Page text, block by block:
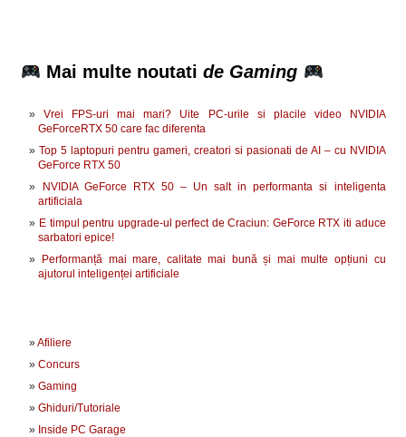
Mai multe noutati de Gaming
Vrei FPS-uri mai mari? Uite PC-urile si placile video NVIDIA
GeForceRTX 50 care fac diferenta
Top 5 laptopuri pentru gameri, creatori si pasionati de AI – cu NVIDIA
GeForce RTX 50
NVIDIA GeForce RTX 50 – Un salt in performanta si inteligenta
artificiala
E timpul pentru upgrade-ul perfect de Craciun: GeForce RTX iti aduce
sarbatori epice!
Performanță mai mare, calitate mai bună și mai multe opțiuni cu
ajutorul inteligenței artificiale
Afiliere
Concurs
Gaming
Ghiduri/Tutoriale
Inside PC Garage